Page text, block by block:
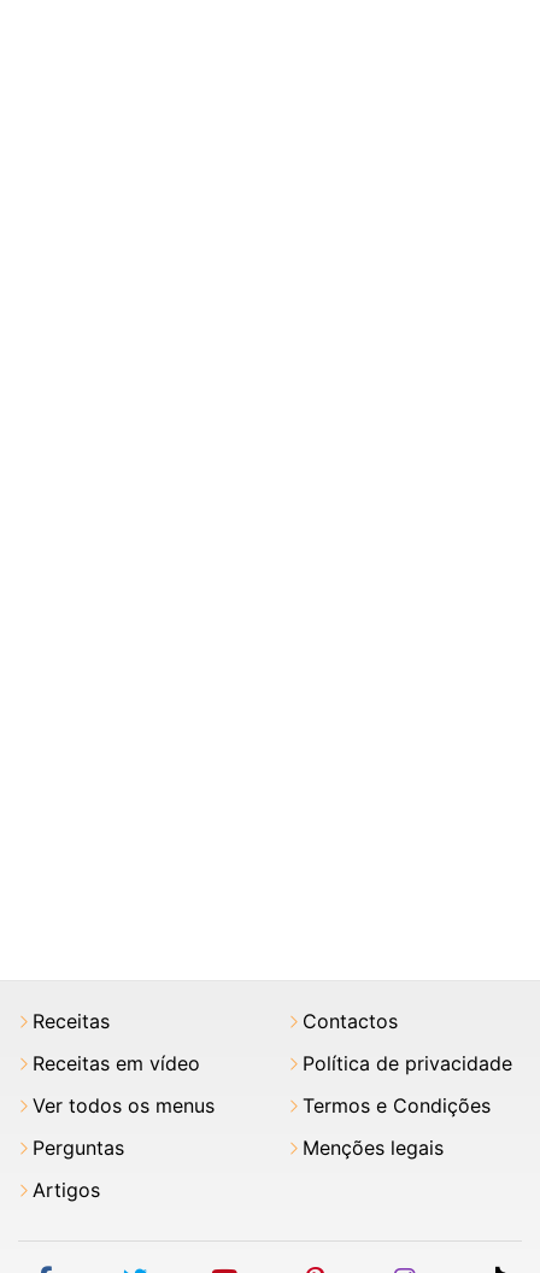
Receitas
Receitas em vídeo
Ver todos os menus
Perguntas
Artigos
Contactos
Política de privacidade
Termos e Condições
Menções legais